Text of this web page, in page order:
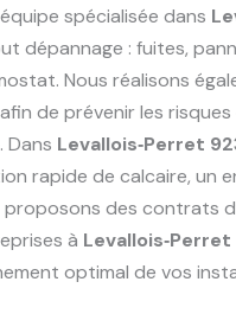
spécialisée dans
dépannage : fuites,
Nous réalisons
de prévenir les
Dans Levallois‑Perret
rapide de calcaire, un
proposons des contrats
à
optimal de vos